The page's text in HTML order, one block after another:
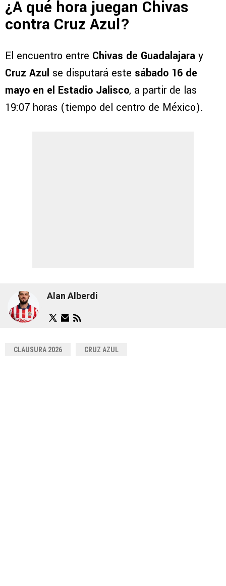
¿A qué hora juegan Chivas
contra Cruz Azul?
El encuentro entre Chivas de Guadalajara y
Cruz Azul se disputará este sábado 16 de
mayo en el Estadio Jalisco, a partir de las
19:07 horas (tiempo del centro de México).
Alan Alberdi
CLAUSURA 2026 CRUZ AZUL